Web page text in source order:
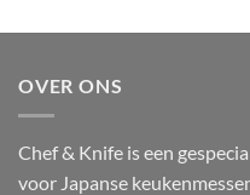
OVER ONS
Chef & Knife is een
voor Japanse